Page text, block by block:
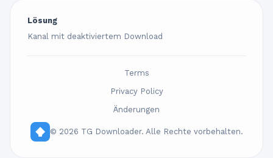
Lösung
Kanal mit deaktiviertem Download
Terms
Privacy Policy
Änderungen
© 2026 TG Downloader. Alle Rechte vorbehalten.